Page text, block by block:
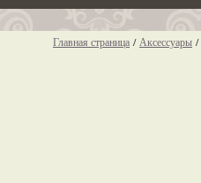
Главная страница / Аксессуары /